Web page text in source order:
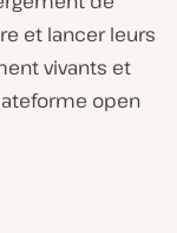
et lancer leurs
vivants et
open